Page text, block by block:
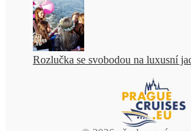
Rozlučka se svobodou na luxusní